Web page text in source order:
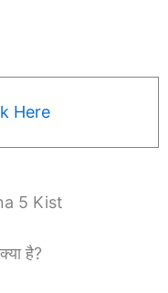
Here
5 Kist
है?